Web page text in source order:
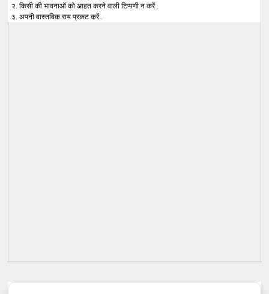
२. किसी की भावनाओं को आहत करने वाली टिप्पणी न करें .
३. अपनी वास्तविक राय प्रकट करें .